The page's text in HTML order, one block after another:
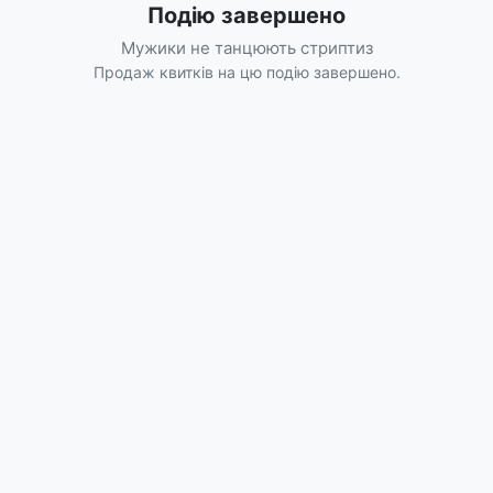
Подію завершено
Мужики не танцюють стриптиз
Продаж квитків на цю подію завершено.